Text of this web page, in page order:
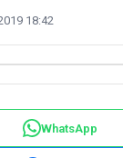
18:42
WhatsApp